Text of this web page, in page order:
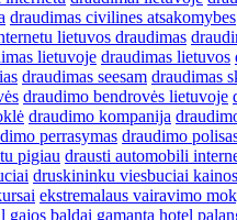
draudimas civilines atsakomybes
lietuvos draudimas
lietuvoje draudimas lietuvos
draudimas seesam draudimas
draudimo bendrovės lietuvoje
draudimo kompanija
perrasymas draudimo
pigiau drausti automobili
druskininku viesbuciai kainos
ekstremalaus vairavimo
gajos baldai gamanta hotel